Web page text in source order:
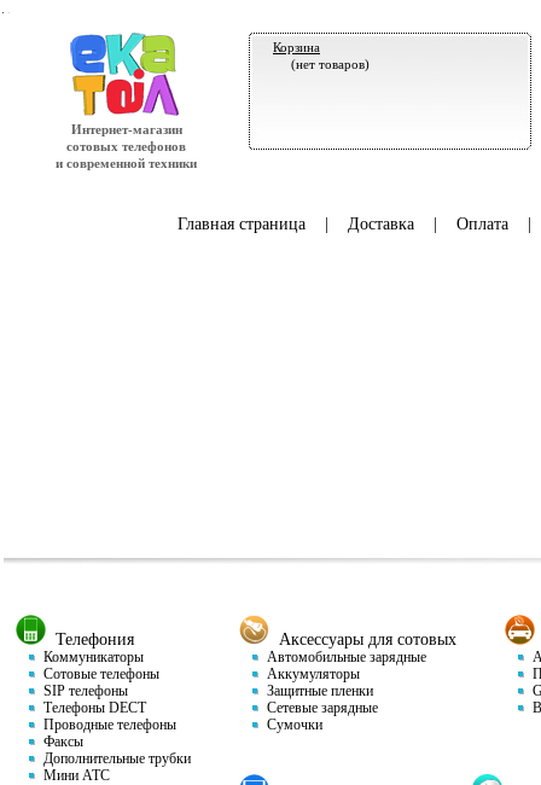
Интернет-магазин
сотовых телефонов
и современной техники
Корзина
(нет товаров)
Главная страница| Доставка| Оплата
Телефония
Коммуникаторы
Сотовые телефоны
SIP телефоны
Телефоны DECT
Проводные телефоны
Факсы
Дополнительные трубки
Мини АТС
Аксессуары для сотовых
Автомобильные зарядные
Аккумуляторы
Защитные пленки
Сетевые зарядные
Сумочки